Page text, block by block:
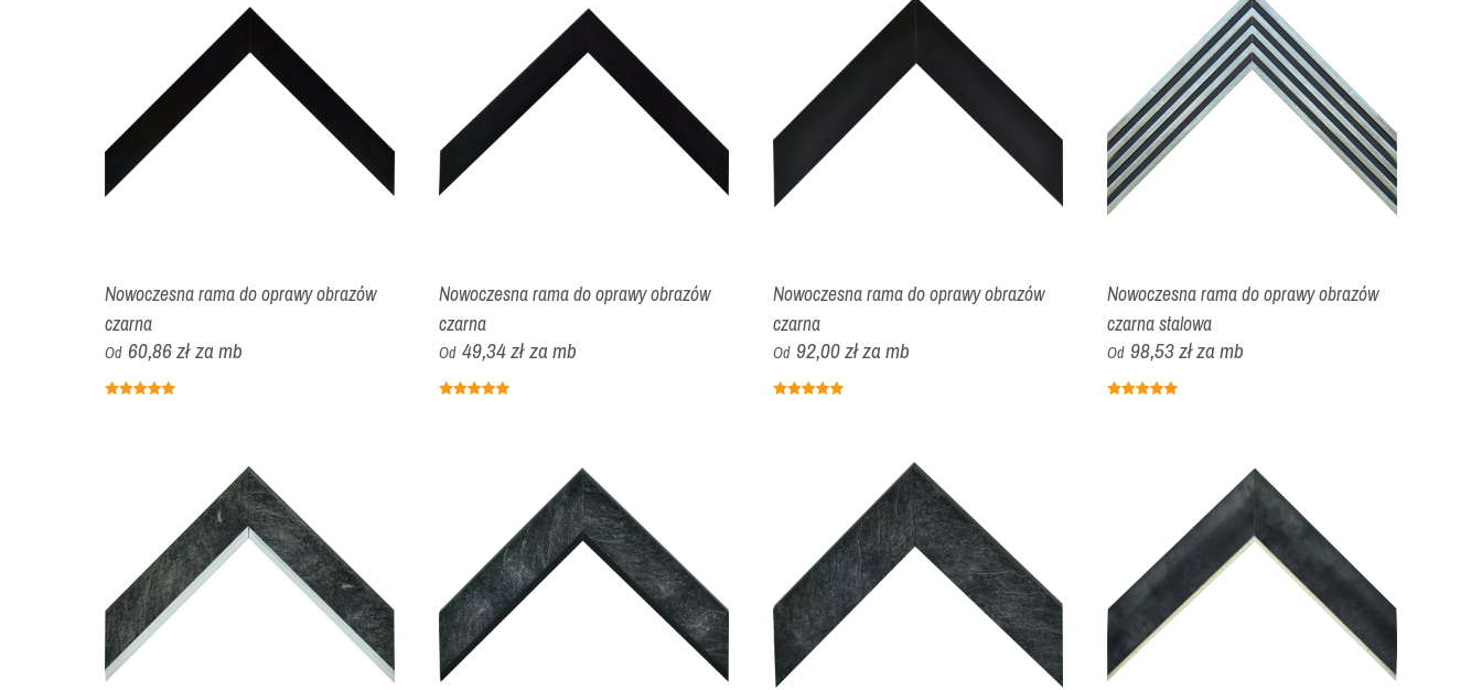
Nowoczesna rama do oprawy obrazów
czarna
Od 60,86 zł za mb
Nowoczesna rama do oprawy obrazów
czarna
Od 49,34 zł za mb
Nowoczesna rama do oprawy obrazów
czarna
Od 92,00 zł za mb
Nowoczesna rama do oprawy obrazów
czarna stalowa
Od 98,53 zł za mb